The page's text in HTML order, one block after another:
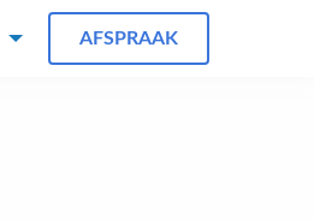
AFSPRAAK